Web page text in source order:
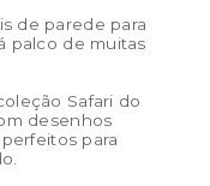
de parede para
palco de muitas
Safari do
desenhos
para